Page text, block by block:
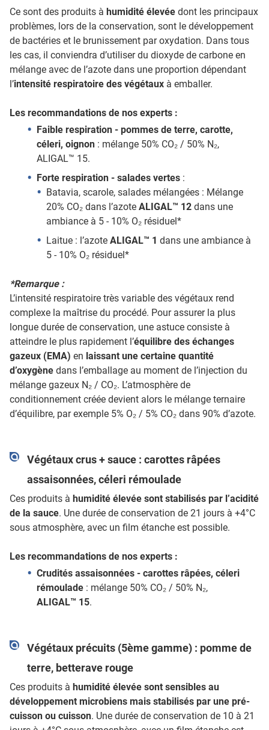
Ce sont des produits à humidité élevée dont les principaux
problèmes, lors de la conservation, sont le développement
de bactéries et le brunissement par oxydation. Dans tous
les cas, il conviendra d’utiliser du dioxyde de carbone en
mélange avec de l’azote dans une proportion dépendant
l’intensité respiratoire des végétaux à emballer.
Les recommandations de nos experts :
Faible respiration - pommes de terre, carotte,
céleri, oignon: mélange 50% CO₂ / 50% N₂,
ALIGAL™ 15.
Forte respiration - salades vertes:
Batavia, scarole, salades mélangées : Mélange
20% CO₂ dans l’azote ALIGAL™ 12dans une
ambiance à 5 - 10% O₂ résiduel*
Laitue : l’azote ALIGAL™ 1 dans une ambiance à
5 - 10% O₂ résiduel*
*Remarque :
L’intensité respiratoire très variable des végétaux rend
complexe la maîtrise du procédé. Pour assurer la plus
longue durée de conservation, une astuce consiste à
atteindre le plus rapidement l’équilibre des échanges
gazeux (EMA) en laissant une certaine quantité
d’oxygène dans l’emballage au moment de l’injection du
mélange gazeux N₂ / CO₂. L’atmosphère de
conditionnement créée devient alors le mélange ternaire
d’équilibre, par exemple 5% O₂ / 5% CO₂ dans 90% d’azote.
Végétaux crus + sauce : carottes râpées
assaisonnées, céleri rémoulade
Ces produits à humidité élevée sont stabilisés par l’acidité
de la sauce. Une durée de conservation de 21 jours à +4°C
sous atmosphère, avec un film étanche est possible.
Les recommandations de nos experts :
Crudités assaisonnées - carottes râpées, céleri
rémoulade: mélange 50% CO₂ / 50% N₂,
ALIGAL™ 15.
Végétaux précuits (5ème gamme) : pomme de
terre, betterave rouge
Ces produits à humidité élevée sont sensibles au
développement microbiens mais stabilisés par une pré-
cuisson ou cuisson. Une durée de conservation de 10 à 21